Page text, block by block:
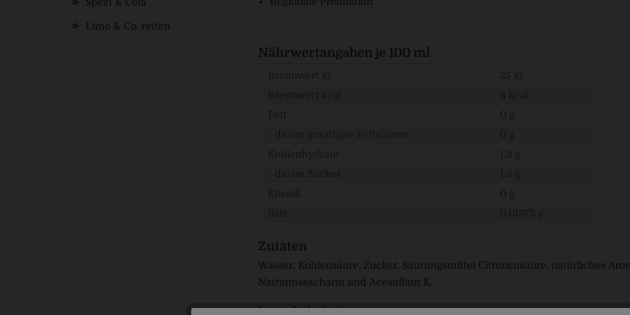
Limo & Co. retten
Nährwertangaben je 100 ml
Brennwert kj
25 kj
Fett
0 g
Kohlenhydrate
1,3 g
Eiweiß
0 g
Zutaten
Wasser, Kohlensäure, Zucker, Säurungsmittel Citronensäure, natürliches
Natriumssacharin und Acesulfam K.
Inverkehrbringer